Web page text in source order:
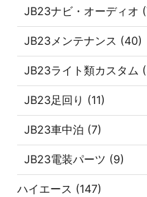
JB23ナビ・オーディオ
JB23メンテナンス (40)
JB23ライト類カスタム
JB23足回り (11)
JB23車中泊 (7)
JB23電装パーツ (9)
ハイエース (147)